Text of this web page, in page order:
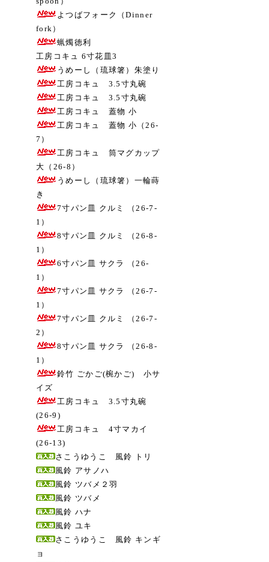
よつばフォーク（Dinner
fork）
蝋燭徳利
工房コキュ 6寸花皿3
うめーし（琉球箸）朱塗り
工房コキュ 3.5寸丸碗
工房コキュ 3.5寸丸碗
工房コキュ 蓋物 小
工房コキュ 蓋物 小（26-
7）
工房コキュ 筒マグカップ
大（26-8）
うめーし（琉球箸）一輪蒔
き
7寸パン皿 クルミ （26-7-
1）
8寸パン皿 クルミ （26-8-
1）
6寸パン皿 サクラ （26-
1）
7寸パン皿 サクラ （26-7-
1）
7寸パン皿 クルミ （26-7-
2）
8寸パン皿 サクラ （26-8-
1）
鈴竹 ごかご(椀かご) 小サ
イズ
工房コキュ 3.5寸丸碗
(26-9)
工房コキュ 4寸マカイ
(26-13)
さこうゆうこ 風鈴 トリ
風鈴 アサノハ
風鈴 ツバメ２羽
風鈴 ツバメ
風鈴 ハナ
風鈴 ユキ
さこうゆうこ 風鈴 キンギ
ョ